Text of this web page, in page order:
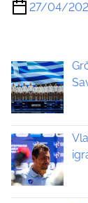
27/04/